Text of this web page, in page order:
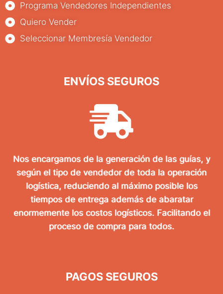
Programa Vendedores Independientes
Quiero Vender
Seleccionar Membresía Vendedor
ENVÍOS SEGUROS
Nos encargamos de la generación de las guías, y
según el tipo de vendedor de toda la operación
logística, reduciendo al máximo posible los
tiempos de entrega además de abaratar
enormemente los costos logísticos. Facilitando el
proceso de compra para todos.
PAGOS SEGUROS